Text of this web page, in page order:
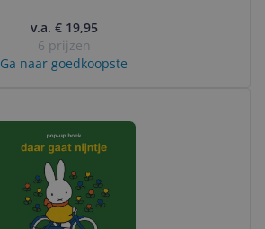
v.a. € 19,95
6 prijzen
Ga naar goedkoopste